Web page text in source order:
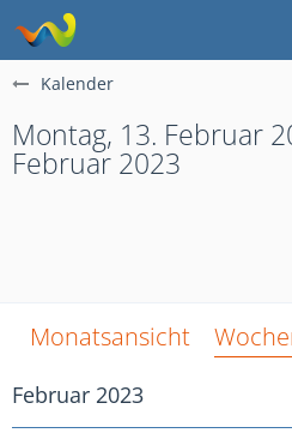
Kalender
Montag, 13. Februar
Februar 2023
Monatsansicht
Februar 2023